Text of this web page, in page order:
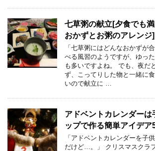
七草粥の献立[夕食でも
おかずとお粥のアレンジ]
「七草粥にはどんなおかずが
べる風習のようですが、ゆっ
も多いですよね。 でも、夜だ
ず、こってりした物と一緒に
いので献立に …
アドベントカレンダーは
ップで作る簡単アイデア
「アドベントカレンダーを子
だけど…。」 クリスマスクラ